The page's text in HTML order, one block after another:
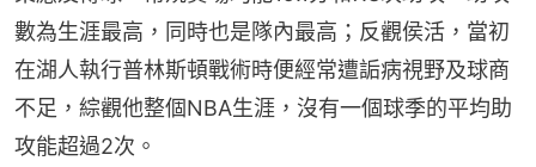
數為生涯最高，同時也是隊內最高；反觀侯活，當初
在湖人執行普林斯頓戰術時便經常遭詬病視野及球商
不足，綜觀他整個NBA生涯，沒有一個球季的平均助
攻能超過2次。